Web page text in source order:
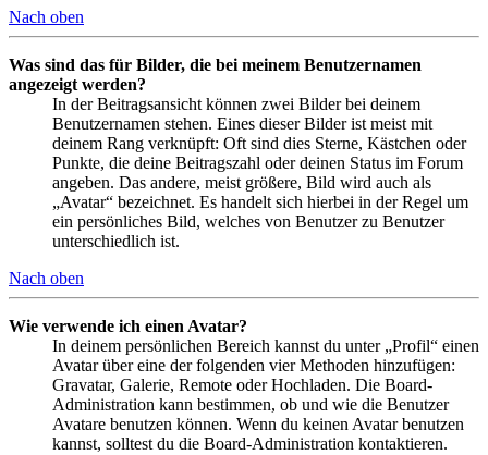
Nach oben
Was sind das für Bilder, die bei meinem Benutzernamen
angezeigt werden?
In der Beitragsansicht können zwei Bilder bei deinem
Benutzernamen stehen. Eines dieser Bilder ist meist mit
deinem Rang verknüpft: Oft sind dies Sterne, Kästchen oder
Punkte, die deine Beitragszahl oder deinen Status im Forum
angeben. Das andere, meist größere, Bild wird auch als
„Avatar“ bezeichnet. Es handelt sich hierbei in der Regel um
ein persönliches Bild, welches von Benutzer zu Benutzer
unterschiedlich ist.
Nach oben
Wie verwende ich einen Avatar?
In deinem persönlichen Bereich kannst du unter „Profil“ einen
Avatar über eine der folgenden vier Methoden hinzufügen:
Gravatar, Galerie, Remote oder Hochladen. Die Board-
Administration kann bestimmen, ob und wie die Benutzer
Avatare benutzen können. Wenn du keinen Avatar benutzen
kannst, solltest du die Board-Administration kontaktieren.